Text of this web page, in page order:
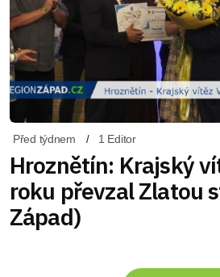
Před týdnem 1 Editor
Hroznětín: Krajský
roku převzal Zlatou
Západ)